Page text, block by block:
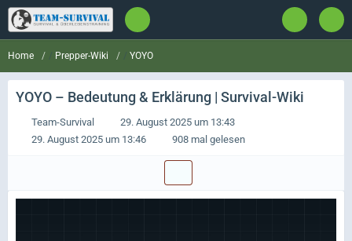
Home Prepper-Wiki YOYO
YOYO – Bedeutung & Erklärung | Survival-Wiki
Team-Survival
29. August 2025 um 13:43
29. August 2025 um 13:46
908 mal gelesen